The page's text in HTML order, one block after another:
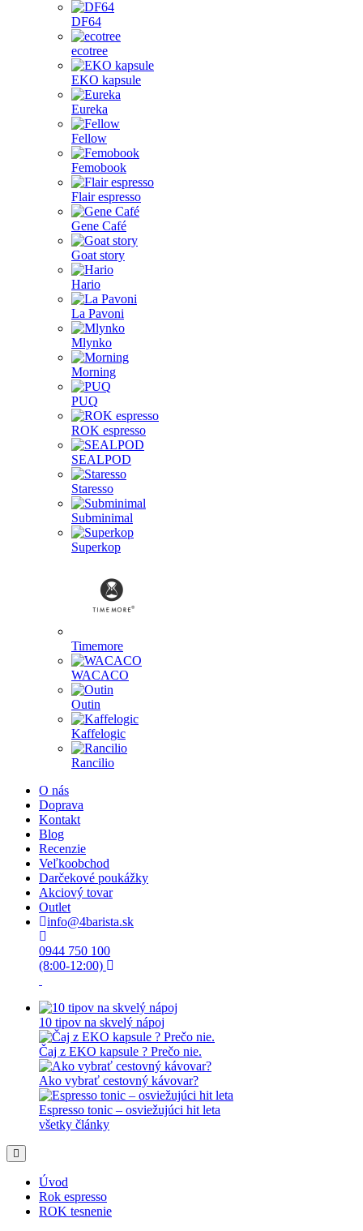
DF64
ecotree
EKO kapsule
Eureka
Fellow
Femobook
Flair espresso
Gene Café
Goat story
Hario
La Pavoni
Mlynko
Morning
PUQ
ROK espresso
SEALPOD
Staresso
Subminimal
Superkop
Timemore
WACACO
Outin
Kaffelogic
Rancilio
O nás
Doprava
Kontakt
Blog
Recenzie
Veľkoobchod
Darčekové poukážky
Akciový tovar
Outlet
info@4barista.sk
0944 750 100
(8:00-12:00)
10 tipov na skvelý nápoj
Čaj z EKO kapsule ? Prečo nie.
Ako vybrať cestovný kávovar?
Espresso tonic – osviežujúci hit leta
všetky články
Úvod
Rok espresso
ROK tesnenie